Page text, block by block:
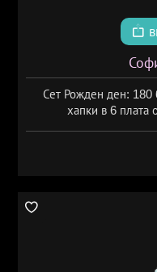
Сет Рожден ден: 180
хапки в 6 плата